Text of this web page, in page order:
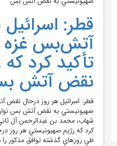
قطر:
آتش‌بس غزه
تأکيد کرد
نقض آتش
قطر: اسرائيل هر روز درحال نقض
صهيونيستي به نقض آتش بس نوار
شهاب، محمد بن عبدالرحمن آل
کرد که رژيم صهيونيستي هر روز
طي روزهاي گذشته توافق مذکور را